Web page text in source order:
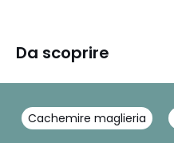
Da scoprire
Cachemire maglieria